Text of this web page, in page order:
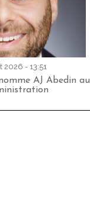
2026 - 13:51
AJ Abedin au